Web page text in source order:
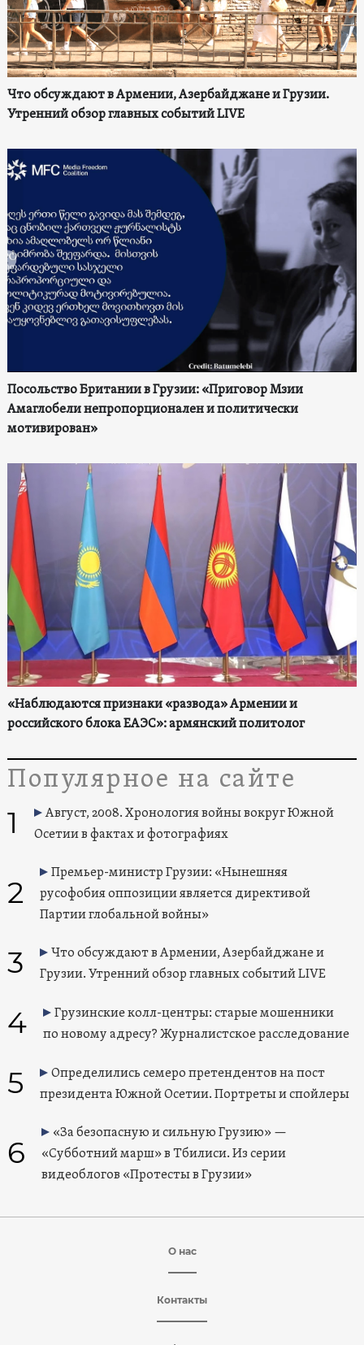
Что обсуждают в Армении, Азербайджане и Грузии.
Утренний обзор главных событий LIVE
Посольство Британии в Грузии: «Приговор Мзии
Амаглобели непропорционален и политически
мотивирован»
«Наблюдаются признаки «развода» Армении и
российского блока ЕАЭС»: армянский политолог
Популярное на сайте
1
Август, 2008. Хронология войны вокруг Южной
Осетии в фактах и фотографиях
2
Премьер-министр Грузии: «Нынешняя
русофобия оппозиции является директивой
Партии глобальной войны»
3
Что обсуждают в Армении, Азербайджане и
Грузии. Утренний обзор главных событий LIVE
4
Грузинские колл-центры: старые мошенники
по новому адресу? Журналистское расследование
5
Определились семеро претендентов на пост
президента Южной Осетии. Портреты и спойлеры
6
«За безопасную и сильную Грузию» —
«Субботний марш» в Тбилиси. Из серии
видеоблогов «Протесты в Грузии»
О нас
Контакты